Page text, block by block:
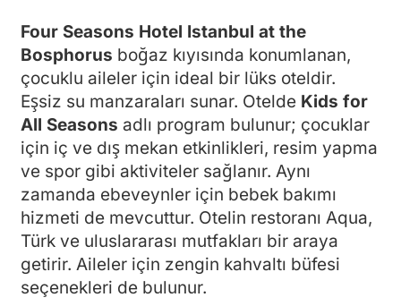
Four Seasons Hotel Istanbul at the
Bosphorus boğaz kıyısında konumlanan,
çocuklu aileler için ideal bir lüks oteldir.
Eşsiz su manzaraları sunar. Otelde Kids for
All Seasons adlı program bulunur; çocuklar
için iç ve dış mekan etkinlikleri, resim yapma
ve spor gibi aktiviteler sağlanır. Aynı
zamanda ebeveynler için bebek bakımı
hizmeti de mevcuttur. Otelin restoranı Aqua,
Türk ve uluslararası mutfakları bir araya
getirir. Aileler için zengin kahvaltı büfesi
seçenekleri de bulunur.